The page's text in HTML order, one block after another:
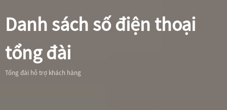
Danh sách số điện thoại
tổng đài
Tổng đài hỗ trợ khách hàng